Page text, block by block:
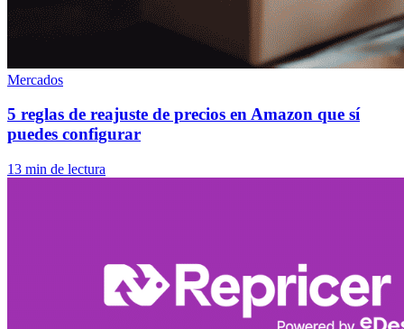
Mercados
5 reglas de reajuste de precios en Amazon que sí
puedes configurar
13 min de lectura